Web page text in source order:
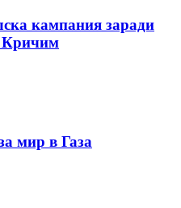
кампания заради
Кричим
мир в Газа